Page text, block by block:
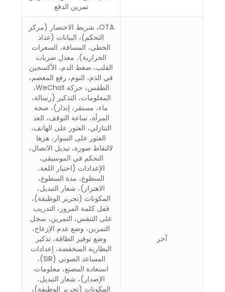
تمرين الدفع
آخر
OTA، شريط الاختصار (مركز
التحكم)، البيانات (عداد
الخطى، المسافة، السعرات
الحرارية)، معدل ضربات
القلب، ضغط الدم، الأكسجين
في الدم، النوم، رفع المعصم،
الطقس، حركة WeChat،
المعلومات، التذكير (رسالة،
ماء، مستقر، إنذار)، صحة
المرأة، ساعة التوقف، العد
التنازلي، العثور على الهاتف،
العثور على السوار، هزها
لالتقاط صورة، تبديل الاتصال،
التحكم في الموسيقى،
الإعدادات (اختيار اللغة،
السطوع، مدة السطوع،
الاهتزاز)، شعار التبديل،
المكونات (تحرير الوظيفة)،
قفل كلمة المرور، التدريب
على التنفس، التمرين، سجل
التمرين، وضع عدم الإزعاج،
وضع توفير الطاقة، تذكير
البطارية المنخفضة، إعدادات
المساعد الصوتي (SIR)،
استعادة المصنع، معلومات
الإصدار)، شعار التبديل،
المكونات (تحرير الوظيفة)،